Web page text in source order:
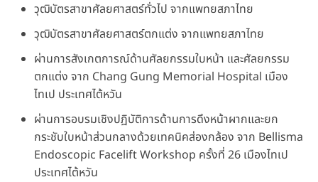
วุฒิบัตรสาขาศัลยศาสตร์ทั่วไป จากแพทยสภาไทย
วุฒิบัตรสาขาศัลยศาสตร์ตกแต่ง จากแพทยสภาไทย
ผ่านการสังเกตการณ์ด้านศัลยกรรมใบหน้า และศัลยกรรม
ตกแต่ง จาก Chang Gung Memorial Hospital เมือง
ไทเป ประเทศไต้หวัน
ผ่านการอบรมเชิงปฏิบัติการด้านการดึงหน้าผากและยก
กระชับใบหน้าส่วนกลางด้วยเทคนิคส่องกล้อง จาก Bellisma
Endoscopic Facelift Workshop ครั้งที่ 26 เมืองไทเป
ประเทศไต้หวัน